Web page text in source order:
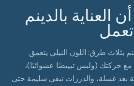
بالدينم
بثلاث طرق: اللون النيلي يتعمق
مع حركتك (وليس تبييضًا عشوائيًا)،
بعد غسلة، والدرزات تبقى سليمة حتى